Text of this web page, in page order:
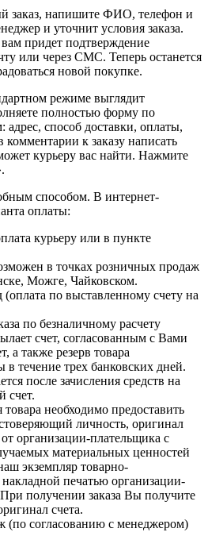
заказ, напишите ФИО, телефон и
и уточнит условия заказа.
вам придет подтверждение
или через СМС. Теперь останется
новой покупке.
режиме выглядит
полностью форму по
адрес, способ доставки, оплаты,
к заказу написать
курьеру вас найти. Нажмите
способом. В интернет-
оплаты:
курьеру или в пункте
в точках розничных продаж
Можге, Чайковском.
(оплата по выставленному счету на
по безналичному расчету
счет, согласованным с Вами
а также резерв товара
в течение трех банковских дней.
после зачисления средств на
счет.
товара необходимо предоставить
личность, оригинал
организации-плательщика с
материальных ценностей
экземпляр товарно-
печатью организации-
получении заказа Вы получите
счета.
согласованию с менеджером)